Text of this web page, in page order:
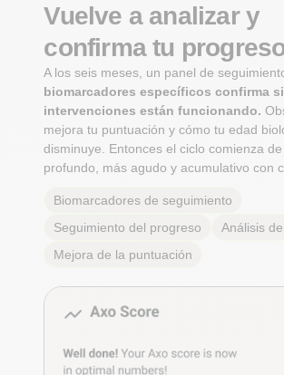
Vuelve a analizar y
confirma tu
A los seis meses, un panel de
biomarcadores específicos confirma
intervenciones están funcionando.
mejora tu puntuación y cómo tu edad
disminuye. Entonces el ciclo comienza
profundo, más agudo y acumulativo con
Biomarcadores de seguimiento
Seguimiento del progreso
Análisis
Mejora de la puntuación